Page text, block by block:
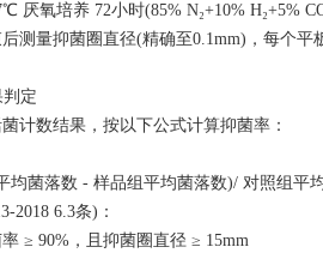
厌氧培养 72小时(85% N₂+10% H₂+5%
测量抑菌圈直径(精确至0.1mm)，每个
定
计数结果，按以下公式计算抑菌率：
均菌落数 - 样品组平均菌落数)/ 对照组平
2018 6.3条)：
≥ 90%，且抑菌圈直径 ≥ 15mm